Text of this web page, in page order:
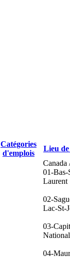
Catégories
d'emplois
Lieu
Canada
01-Bas-
Laurent
02-
Lac-St-
03-
04-